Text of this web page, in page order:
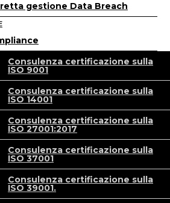
gestione Data Breach
Consulenza certificazione sulla
ISO 9001
Consulenza certificazione sulla
ISO 14001
Consulenza certificazione sulla
ISO 27001:2017
Consulenza certificazione sulla
ISO 37001
Consulenza certificazione sulla
ISO 39001.